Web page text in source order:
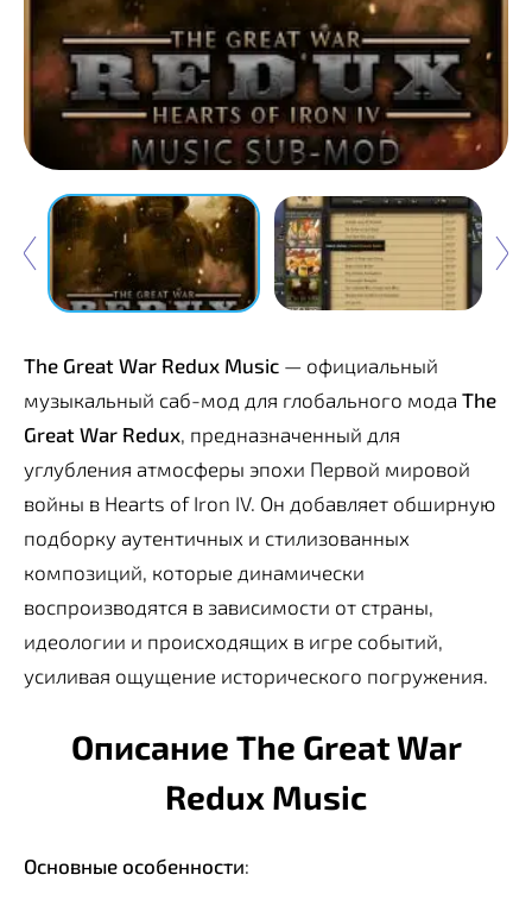
The Great War Redux Music — официальный
музыкальный саб-мод для глобального мода The
Great War Redux, предназначенный для
углубления атмосферы эпохи Первой мировой
войны в Hearts of Iron IV. Он добавляет обширную
подборку аутентичных и стилизованных
композиций, которые динамически
воспроизводятся в зависимости от страны,
идеологии и происходящих в игре событий,
усиливая ощущение исторического погружения.
Описание The Great War
Redux Music
Основные особенности: